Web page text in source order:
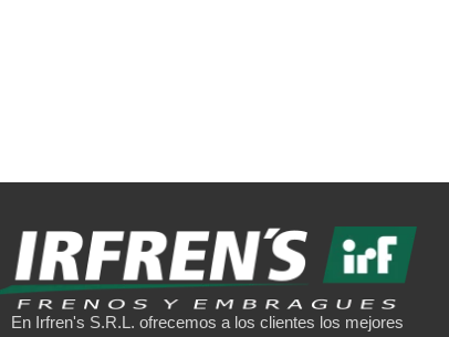
En Irfren's S.R.L. ofrecemos a los clientes los mejores